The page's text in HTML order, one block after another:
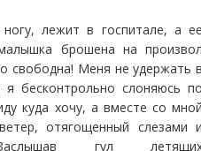
лежит в госпитале, а
брошена на
свободна! Меня не удержать
бесконтрольно слоняюсь
куда хочу, а вместе со
отягощенный слезами
гул